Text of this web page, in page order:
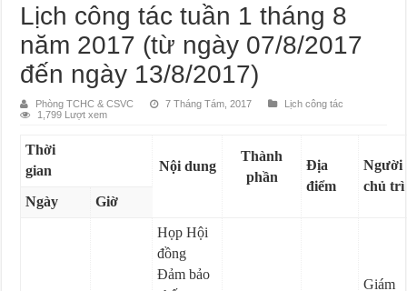
Lịch công tác tuần 1 tháng 8
năm 2017 (từ ngày 07/8/2017
đến ngày 13/8/2017)
Phòng TCHC & CSVC 7 Tháng Tám, 2017
Lịch công tác
1,799 Lượt xem
Thời
gian
Nội dung
Thành
phần
Địa
điểm
Người
chủ trì
Ngày
Giờ
Họp Hội
đồng
Đảm bảo
Giám